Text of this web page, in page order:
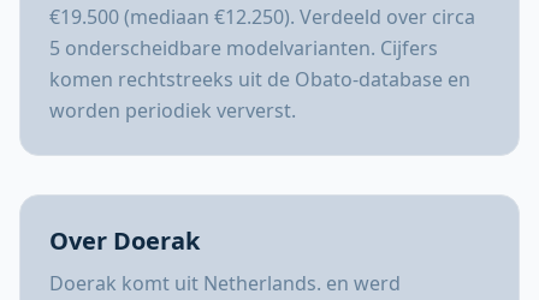
€19.500 (mediaan €12.250). Verdeeld over circa
5 onderscheidbare modelvarianten. Cijfers
komen rechtstreeks uit de Obato-database en
worden periodiek ververst.
Over Doerak
Doerak komt uit Netherlands. en werd